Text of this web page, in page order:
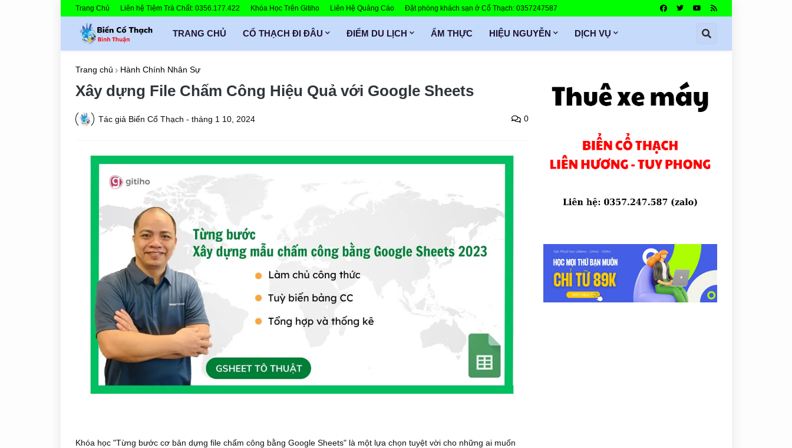
Trang Chủ Liên hệ Tiệm Trà Chất: 0356.177.422 Khóa Học Trên Gitiho Liên Hệ Quảng Cáo Đặt phòng khách sạn ở Cổ Thạch: 0357247587
TRANG CHỦ CỔ THẠCH ĐI ĐÂU ĐIỂM DU LỊCH ẨM THỰC HIỆU NGUYỄN DỊCH VỤ
Trang chủ Hành Chính Nhân Sự
Xây dựng File Chấm Công Hiệu Quả với Google Sheets
Tác giả Biển Cổ Thạch - tháng 1 10, 2024 0
Khóa học "Từng bước cơ bản dựng file chấm công bằng Google Sheets" là một lựa chọn tuyệt vời cho những ai muốn